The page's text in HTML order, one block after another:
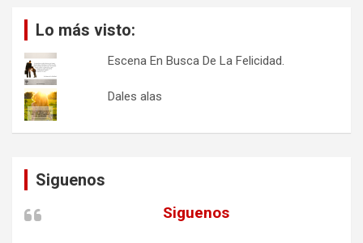
Lo más visto:
Escena En Busca De La Felicidad.
Dales alas
Siguenos
Siguenos